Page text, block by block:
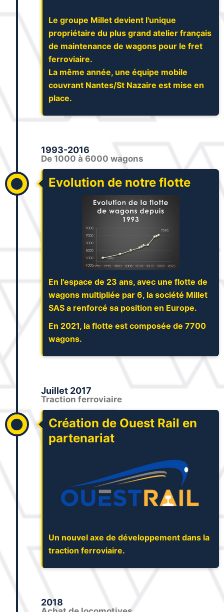
Le groupe Millet devient l'unique
propriétaire du plus grand atelier français
de maintenance de wagons pour le fret
ferroviaire.
La même année, une équipe mobile
couvrant Nantes/St Nazaire est mise en
place.
1993-2016
De 1000 à 6000 wagons
Evolution de notre flotte
En l'espace de 23 ans, avec une flotte de
wagons multipliée par 6, la société Millet
SAS a renforcé sa position en Europe.
En 2021, la flotte est composée de 7700
wagons.
Juillet 2017
Traction ferroviaire
Création de Ouest Rail en
partenariat
Un nouvel axe de développement dans la
traction ferroviaire.
2018